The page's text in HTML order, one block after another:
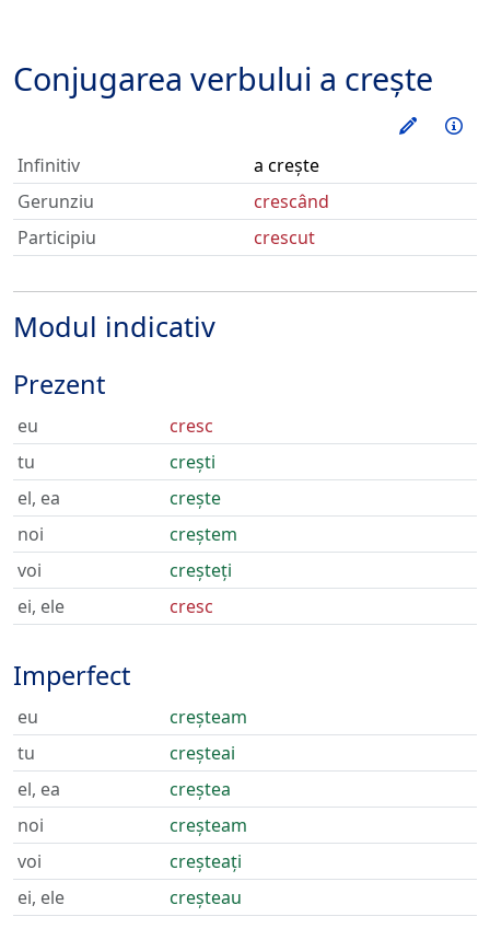
Conjugarea verbului a crește
Infinitiv
a crește
Gerunziu
crescând
Participiu
crescut
Modul indicativ
Prezent
eu
cresc
tu
crești
el, ea
crește
noi
creștem
voi
creșteți
ei, ele
cresc
Imperfect
eu
creșteam
tu
creșteai
el, ea
creștea
noi
creșteam
voi
creșteați
ei, ele
creșteau